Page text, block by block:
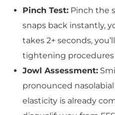
Pinch Test: Pinch the
snaps back instantly,
takes 2+ seconds,
tightening procedures
Jowl Assessment:
pronounced nasolabial
elasticity is already